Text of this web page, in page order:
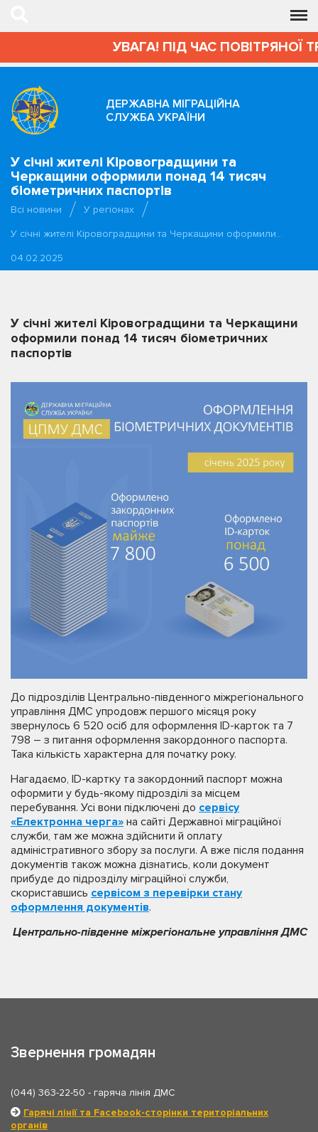
УВАГА! ПІД ЧАС ПОВІТРЯНОЇ
ДЕРЖАВНА МІГРАЦІЙНА
СЛУЖБА УКРАЇНИ
У січні жителі Кіровоградщини та
Черкащини оформили понад 14 тисяч
біометричних паспортів
Всі новини
У регіонах
У січні жителі Кіровоградщини та Черкащини оформили…
04.02.2025
У січні жителі Кіровоградщини та Черкащини
оформили понад 14 тисяч біометричних
паспортів
До підрозділів Центрально-південного міжрегіонального
управління ДМС упродовж першого місяця року
звернулось 6 520 осіб для оформлення ID-карток та 7
798 – з питання оформлення закордонного паспорта.
Така кількість характерна для початку року.
Нагадаємо, ІD-картку та закордонний паспорт можна
оформити у будь-якому підрозділі за місцем
перебування. Усі вони підключені до сервісу
«Електронна черга» на сайті Державної міграційної
служби, там же можна здійснити й оплату
адміністративного збору за послуги. А вже після подання
документів також можна дізнатись, коли документ
прибуде до підрозділу міграційної служби,
скориставшись сервісом з перевірки стану
оформлення документів.
Центрально-південне міжрегіональне управління ДМС
Звернення громадян
(044) 363-22-50 - гаряча лінія ДМС
Гарячі лінії та Facebook-сторінки територіальних
органів